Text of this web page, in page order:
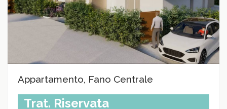
Appartamento, Fano Centrale
Trat. Riservata